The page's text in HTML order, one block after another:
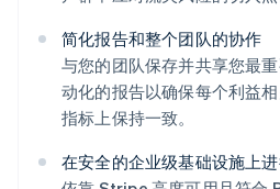
简化报告和整个团队的协作
与您的团队保存并共享您最
动化的报告以确保每个利益
指标上保持一致。
在安全的企业级基础设施上